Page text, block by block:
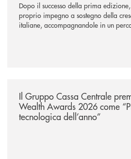
Dopo il successo della prima
proprio impegno a sostegno della
italiane, accompagnandole in un
Il Gruppo Cassa Centrale
Wealth Awards 2026 come
tecnologica dell’anno”